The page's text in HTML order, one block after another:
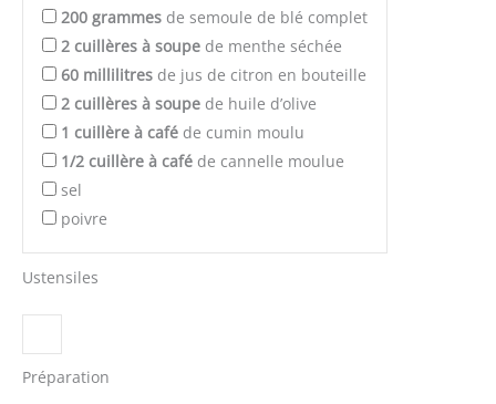
200 grammes de semoule de blé complet
2 cuillères à soupe de menthe séchée
60 millilitres de jus de citron en bouteille
2 cuillères à soupe de huile d’olive
1 cuillère à café de cumin moulu
1/2 cuillère à café de cannelle moulue
sel
poivre
Ustensiles
Préparation